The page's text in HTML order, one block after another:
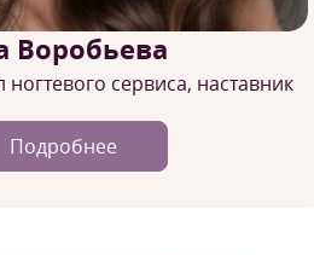
Воробьева
сервиса, наставник
Подробнее